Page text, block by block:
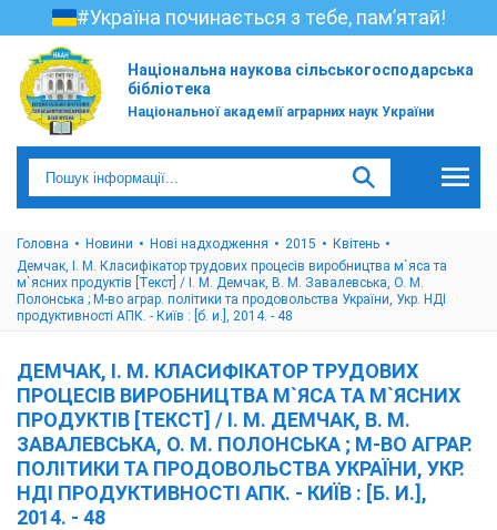
#Україна починається з тебе, пам’ятай!
Національна наукова сільськогосподарська
бібліотека
Національної академії аграрних наук України
Головна Новини Нові надходження 2015
Квітень
Демчак, І. М. Класифікатор трудових процесів виробництва м`яса та
м`ясних продуктів [Текст] / І. М. Демчак, В. М. Завалевська, О. М.
Полонська ; М-во аграр. політики та продовольства України, Укр. НДІ
продуктивності АПК. - Київ : [б. и.], 2014. - 48
ДЕМЧАК, І. М. КЛАСИФІКАТОР ТРУДОВИХ
ПРОЦЕСІВ ВИРОБНИЦТВА М`ЯСА ТА М`ЯСНИХ
ПРОДУКТІВ [ТЕКСТ] / І. М. ДЕМЧАК, В. М.
ЗАВАЛЕВСЬКА, О. М. ПОЛОНСЬКА ; М-ВО АГРАР.
ПОЛІТИКИ ТА ПРОДОВОЛЬСТВА УКРАЇНИ, УКР.
НДІ ПРОДУКТИВНОСТІ АПК. - КИЇВ : [Б. И.],
2014. - 48